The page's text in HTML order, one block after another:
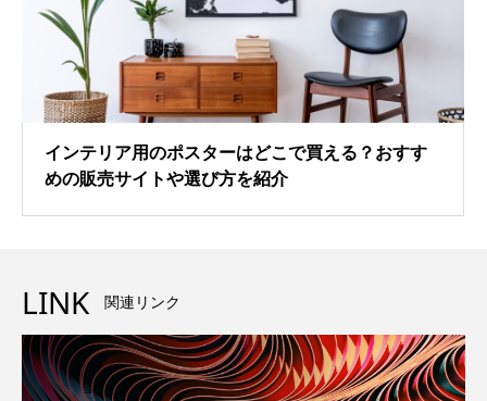
インテリア用のポスターはどこで買える？おすす
めの販売サイトや選び方を紹介
LINK 関連リンク